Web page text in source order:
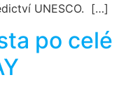
UNESCO. […]
po celé